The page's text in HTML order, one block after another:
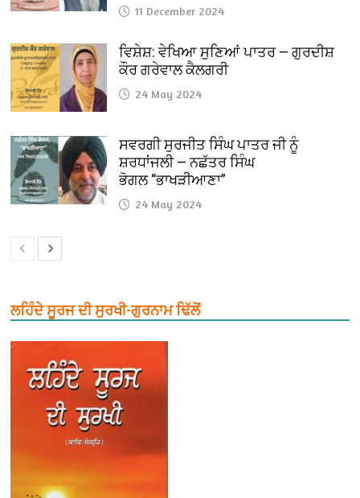
11 December 2024
ਵਿਸ਼ੇਸ਼: ਵੇਖਿਆ ਸੁਣਿਆਂ ਪਾਤਰ — ਗੁਰਦੀਸ਼
ਕੌਰ ਗਰੇਵਾਲ ਕੈਲਗਰੀ
24 May 2024
ਸਵਰਗੀ ਸੁਰਜੀਤ ਸਿੰਘ ਪਾਤਰ ਜੀ ਨੂੰ
ਸ਼ਰਧਾਂਜਲੀ — ਨਛੱਤਰ ਸਿੰਘ
ਭੋਗਲ “ਭਾਖੜੀਆਣਾ”
24 May 2024
ਲਹਿੰਦੇ ਸੂਰਜ ਦੀ ਸੁਰਖੀ-ਗੁਰਨਾਮ ਢਿੱਲੋਂ